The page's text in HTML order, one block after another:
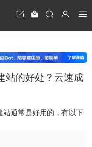
站的好处？云速成
站通常是好用的，有以下